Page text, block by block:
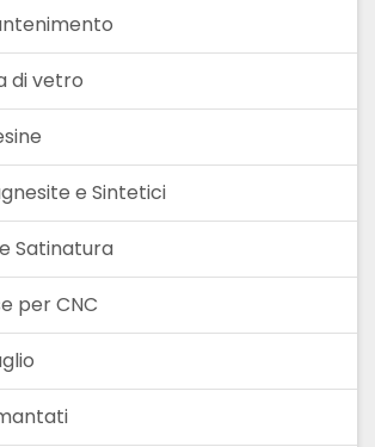
di vetro
e Sintetici
Satinatura
per CNC